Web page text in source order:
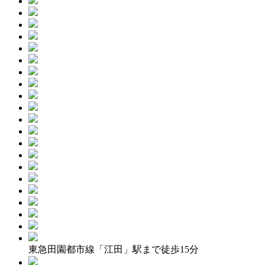
東急田園都市線「江田」駅まで徒歩15分